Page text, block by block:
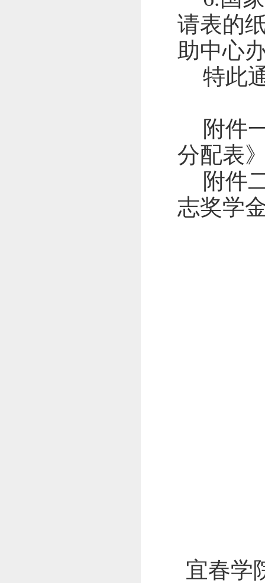
请表的
助中心
特此
附件
分配表
附件
志奖学
宜春